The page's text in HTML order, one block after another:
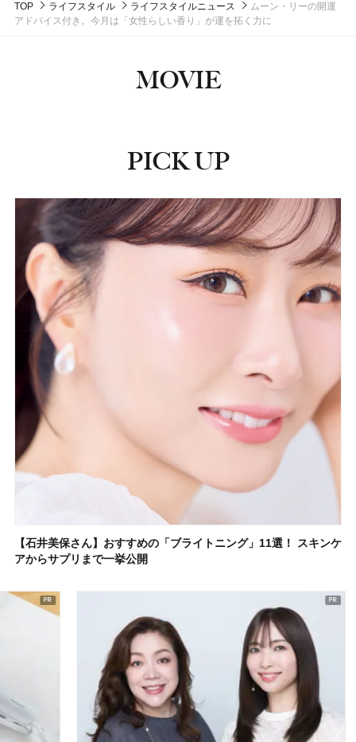
TOP ライフスタイル ライフスタイルニュース
ムーン・リーの開運
アドバイス付き。今月は「女性らしい香り」が運を拓く力に
MOVIE
PICK UP
【石井美保さん】おすすめの「ブライトニング」11選！ スキンケ
アからサプリまで一挙公開